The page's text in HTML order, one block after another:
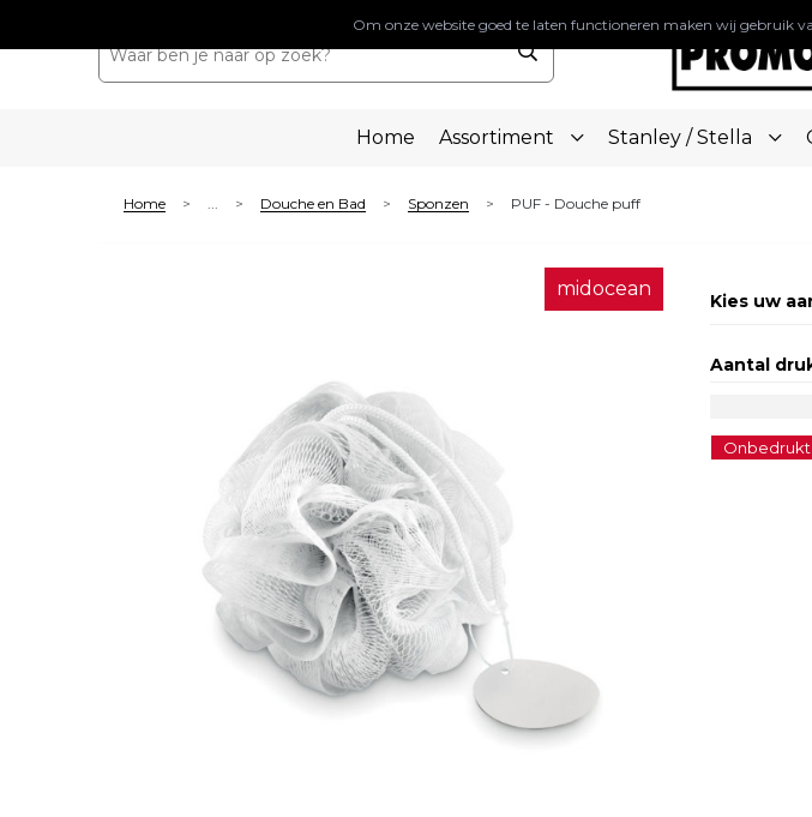
Home Assortiment Stanley / Stella
Home > ... > Douche en Bad > Sponzen > PUF - Douche puff
midocean
Kies uw
Aantal
Onbedrukt
Om onze website goed te laten functioneren maken wij gebruik